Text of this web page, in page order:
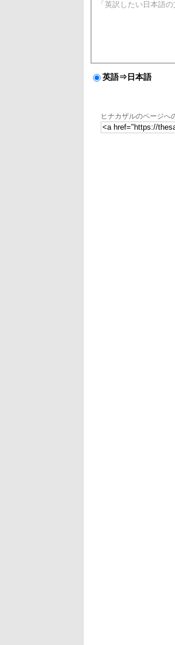
英語⇒日本語
ヒナカザルのページへ